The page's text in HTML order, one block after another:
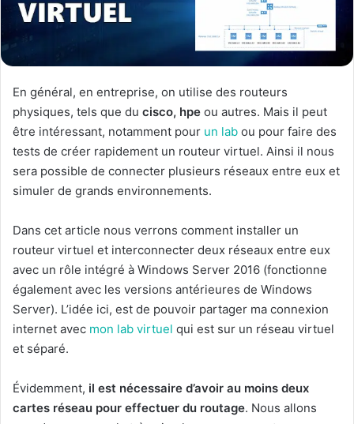
En général, en entreprise, on utilise des routeurs
physiques, tels que du cisco, hpe ou autres. Mais il peut
être intéressant, notamment pour un lab ou pour faire des
tests de créer rapidement un routeur virtuel. Ainsi il nous
sera possible de connecter plusieurs réseaux entre eux et
simuler de grands environnements.
Dans cet article nous verrons comment installer un
routeur virtuel et interconnecter deux réseaux entre eux
avec un rôle intégré à Windows Server 2016 (fonctionne
également avec les versions antérieures de Windows
Server). L’idée ici, est de pouvoir partager ma connexion
internet avec mon lab virtuel qui est sur un réseau virtuel
et séparé.
Évidemment, il est nécessaire d’avoir au moins deux
cartes réseau pour effectuer du routage. Nous allons